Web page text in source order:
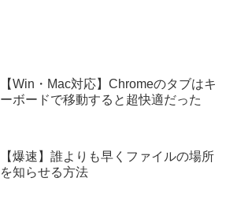
【Win・Mac対応】Chromeのタブはキ
ーボードで移動すると超快適だった
【爆速】誰よりも早くファイルの場所
を知らせる方法